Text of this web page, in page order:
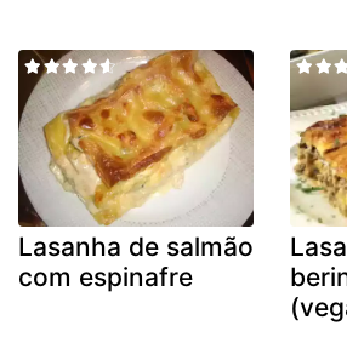
Lasanha de salmão
com espinafre